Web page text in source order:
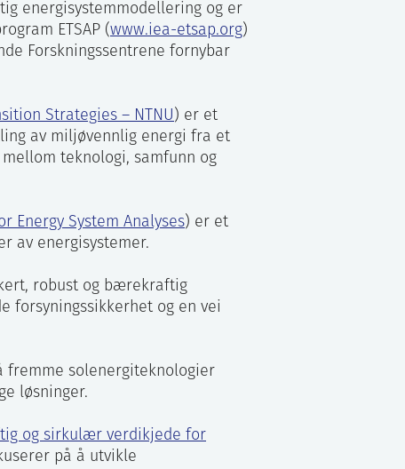
energisystemmodellering og er
ETSAP (www.iea-etsap.org)
Forskningssentrene fornybar
Strategies – NTNU) er et
av miljøvennlig energi fra et
teknologi, samfunn og
Energy System Analyses) er et
av energisystemer.
robust og bærekraftig
forsyningssikkerhet og en vei
fremme solenergiteknologier
løsninger.
og sirkulær verdikjede for
på å utvikle